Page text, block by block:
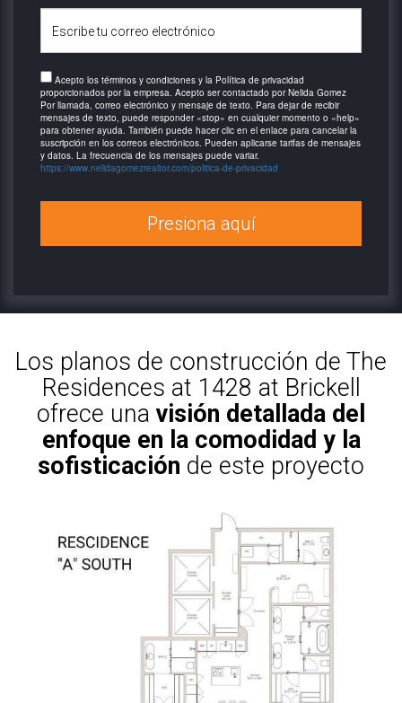
Acepto los términos y condiciones y la Política de privacidad
proporcionados por la empresa. Acepto ser contactado por Nelida Gomez
Por llamada, correo electrónico y mensaje de texto. Para dejar de recibir
mensajes de texto, puede responder «stop» en cualquier momento o «help»
para obtener ayuda. También puede hacer clic en el enlace para cancelar la
suscripción en los correos electrónicos. Pueden aplicarse tarifas de mensajes
y datos. La frecuencia de los mensajes puede variar.
https://www.nelidagomezrealtor.com/politica-de-privacidad
Presiona aquí
Los planos de construcción de The
Residences at 1428 at Brickell
ofrece una visión detallada del
enfoque en la comodidad y la
sofisticación de este proyecto